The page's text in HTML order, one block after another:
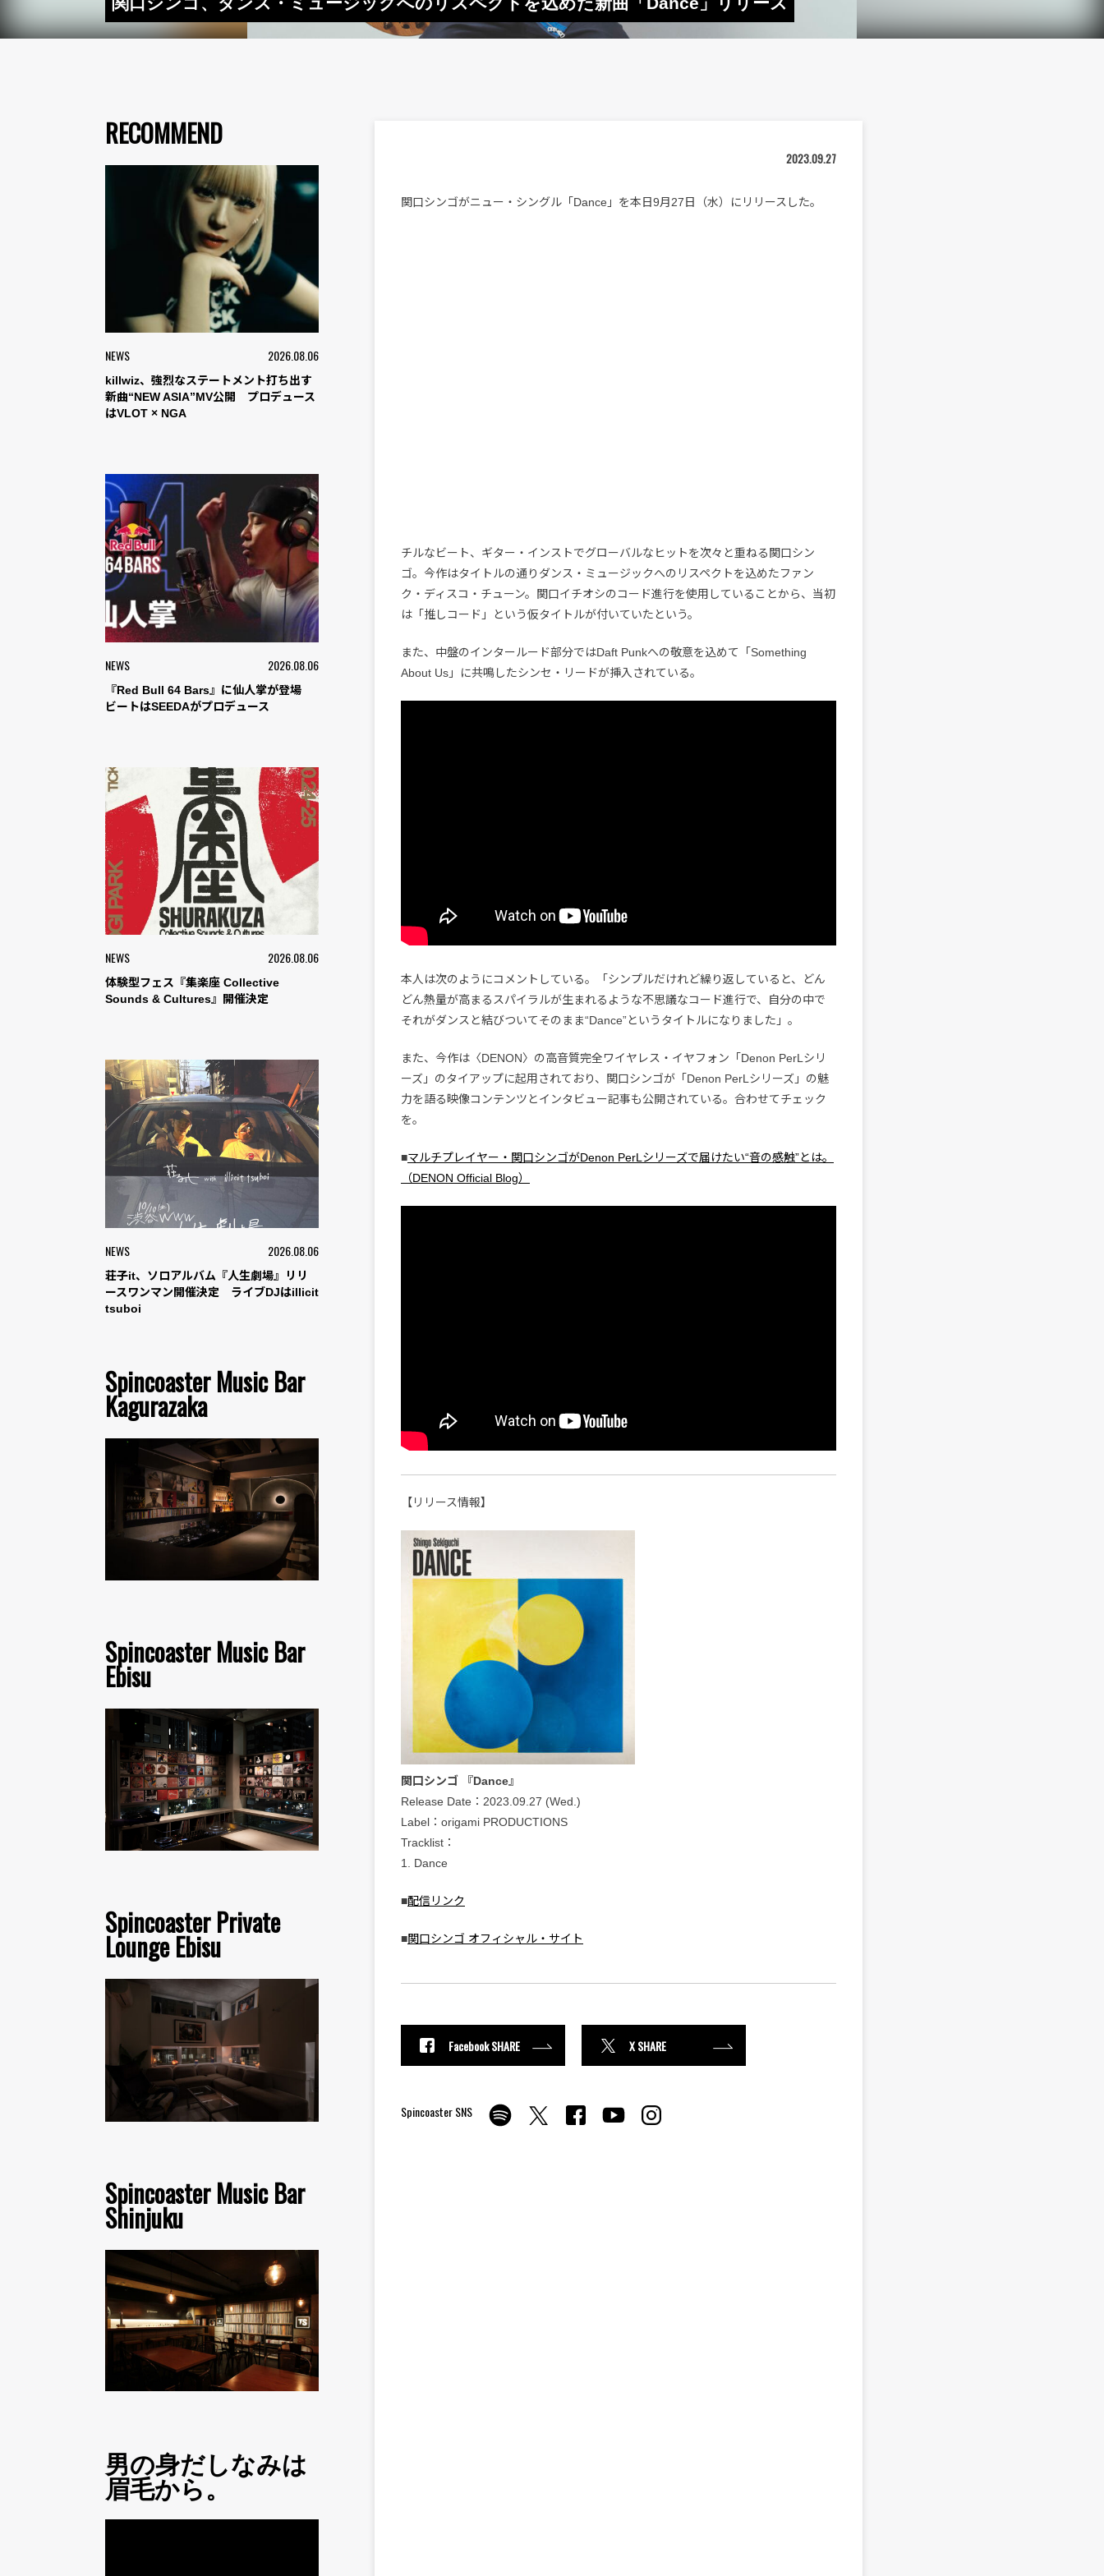
RECOMMEND
NEWS 2026.08.06
killwiz、強烈なステートメント打ち出す
新曲“NEW ASIA”MV公開 プロデュース
はVLOT × NGA
NEWS 2026.08.06
『Red Bull 64 Bars』に仙人掌が登場
ビートはSEEDAがプロデュース
NEWS 2026.08.06
体験型フェス『集楽座 Collective
Sounds & Cultures』開催決定
NEWS 2026.08.06
荘子it、ソロアルバム『人生劇場』リリ
ースワンマン開催決定 ライブDJはillicit
tsuboi
Spincoaster Music Bar
Kagurazaka
Spincoaster Music Bar
Ebisu
Spincoaster Private
Lounge Ebisu
Spincoaster Music Bar
Shinjuku
男の身だしなみは
眉毛から。
2023.09.27
関口シンゴがニュー・シングル「Dance」を本日9月27日（水）にリリースした。
チルなビート、ギター・インストでグローバルなヒットを次々と重ねる関口シン
ゴ。今作はタイトルの通りダンス・ミュージックへのリスペクトを込めたファン
ク・ディスコ・チューン。関口イチオシのコード進行を使用していることから、当初
は「推しコード」という仮タイトルが付いていたという。
また、中盤のインタールード部分ではDaft Punkへの敬意を込めて「Something
About Us」に共鳴したシンセ・リードが挿入されている。
本人は次のようにコメントしている。「シンプルだけれど繰り返していると、どん
どん熱量が高まるスパイラルが生まれるような不思議なコード進行で、自分の中で
それがダンスと結びついてそのまま“Dance”というタイトルになりました」。
また、今作は〈DENON〉の高音質完全ワイヤレス・イヤフォン「Denon PerLシリ
ーズ」のタイアップに起用されており、関口シンゴが「Denon PerLシリーズ」の魅
力を語る映像コンテンツとインタビュー記事も公開されている。合わせてチェック
を。
■マルチプレイヤー・関口シンゴがDenon PerLシリーズで届けたい“音の感触”とは。
（DENON Official Blog）
【リリース情報】
関口シンゴ 『Dance』
Release Date：2023.09.27 (Wed.)
Label：origami PRODUCTIONS
Tracklist：
1. Dance
■配信リンク
■関口シンゴ オフィシャル・サイト
Facebook SHARE X SHARE
Spincoaster SNS